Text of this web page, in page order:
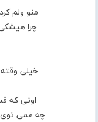
منو ولم
چرا
خیلی
اونی که
چه غمی